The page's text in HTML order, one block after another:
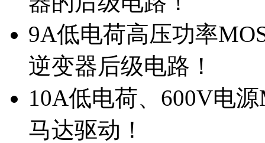
9A低电荷高压功率
逆变器后级电路！
10A低电荷、600V电
马达驱动！